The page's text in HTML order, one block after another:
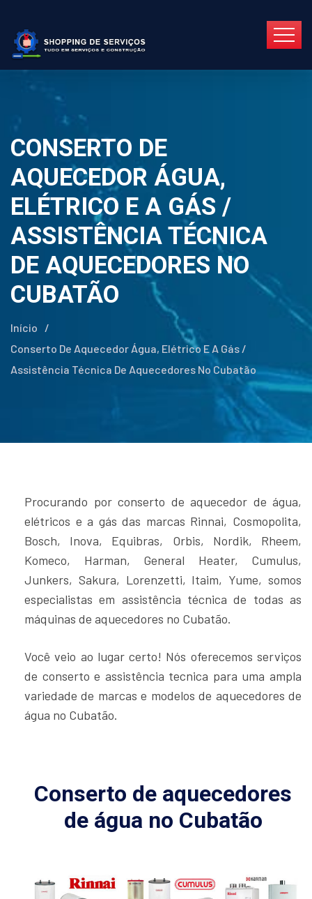
CONSERTO DE
AQUECEDOR ÁGUA,
ELÉTRICO E A GÁS /
ASSISTÊNCIA TÉCNICA
DE AQUECEDORES NO
CUBATÃO
Início
/
Conserto De Aquecedor Água, Elétrico E A Gás /
Assistência Técnica De Aquecedores No Cubatão
Procurando por conserto de aquecedor de água,
elétricos e a gás das marcas Rinnai, Cosmopolita,
Bosch, Inova, Equibras, Orbis, Nordik, Rheem,
Komeco, Harman, General Heater, Cumulus,
Junkers, Sakura, Lorenzetti, Itaim, Yume, somos
especialistas em assistência técnica de todas as
máquinas de aquecedores no Cubatão.
Você veio ao lugar certo! Nós oferecemos serviços
de conserto e assistência tecnica para uma ampla
variedade de marcas e modelos de aquecedores de
água no Cubatão.
Conserto de aquecedores
de água no Cubatão